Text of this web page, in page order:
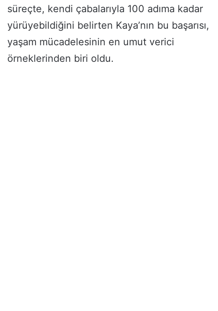
süreçte, kendi çabalarıyla 100 adıma kadar
yürüyebildiğini belirten Kaya’nın bu başarısı,
yaşam mücadelesinin en umut verici
örneklerinden biri oldu.